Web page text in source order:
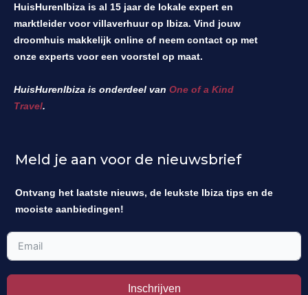
HuisHurenIbiza is al 15 jaar de lokale expert en
marktleider voor villaverhuur op Ibiza. Vind jouw
droomhuis makkelijk online of neem contact op met
onze experts voor een voorstel op maat.
HuisHurenIbiza is onderdeel van One of a Kind
Travel.
Meld je aan voor de nieuwsbrief
Ontvang het laatste nieuws, de leukste Ibiza tips en de
mooiste aanbiedingen!
Inschrijven